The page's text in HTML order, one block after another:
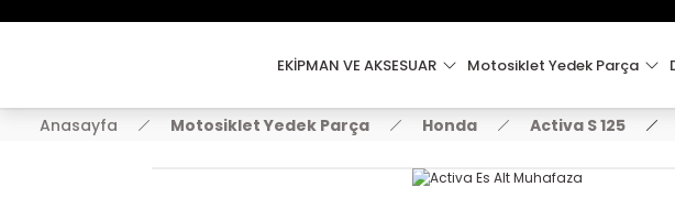
2000 TL
EKİPMAN VE AKSESUAR Motosiklet Yedek Parça
Anasayfa Motosiklet Yedek Parça Honda Activa S 125